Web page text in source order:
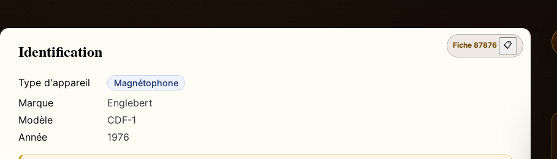
Fiche 87876 📋
Identification
Type d'appareil Magnétophone
Marque
Englebert
Modèle
CDF-1
Année
1976